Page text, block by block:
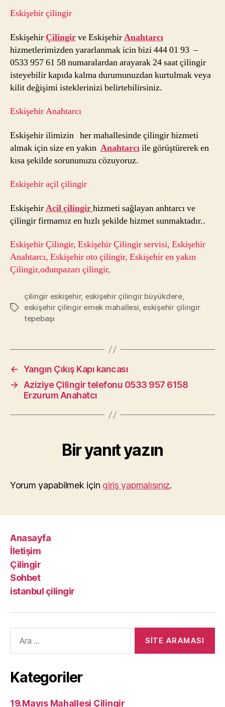
Eskişehir çilingir
Eskişehir Çilingirve EskişehirAnahtarcı
hizmetlerimizden yararlanmak icin bizi 444 01 93 –
0533 957 61 58 numaralardan arayarak 24 saat çilingir
isteyebilir kapıda kalma durumunuzdan kurtulmak veya
kilit değişimi isteklerinizi belirtebilirsiniz.
Eskişehir Anahtarcı
Eskişehir ilimizin her mahallesinde çilingir hizmeti
almak için size en yakın Anahtarcıile görüştürerek en
kısa şekilde sorununuzu cözuyoruz.
Eskişehir açil çilingir
EskişehirAcil çilingirhizmeti sağlayan anhtarcı ve
çilingir firmamız en hızlı şekilde hizmet sunmaktadır..
Eskişehir Çilingir, Eskişehir Çilingir servisi, Eskişehir
Anahtarcı, Eskişehir oto çilingir, Eskişehir en yakın
Çilingir,odunpazarı çilingir,
Etiketler
çilingir eskişehir, eskişehir çilingir büyükdere,
eskişehir çilingir emek mahallesi, eskişehir çilingir
tepebaşı
← Yangın Çıkış Kapı kancası
→
Aziziye Çilingir telefonu 0533 957 6158
Erzurum Anahatcı
Bir yanıt yazın
Yorum yapabilmek için giriş yapmalısınız.
Anasayfa
İletişim
Çilingir
Sohbet
istanbul çilingir
yap:
Kategoriler
19.Mayıs Mahallesi Çilingir